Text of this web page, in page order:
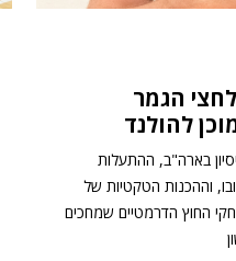
הגמר
להולנד
בארה"ב, ההתעלות
וההכנות הטקטיות של
החוץ הדרמטיים שמחכים